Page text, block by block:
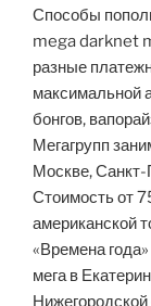
Способы
mega darknet
разные
максимальной
бонгов,
Мегагрупп
Москве, Санкт-
Стоимость от
американской
«Времена
мега в